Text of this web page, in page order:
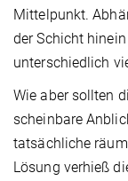
Mittelpunkt.
der Schicht
unterschiedlich
Wie aber sollten
scheinbare
tatsächliche
Lösung verhieß